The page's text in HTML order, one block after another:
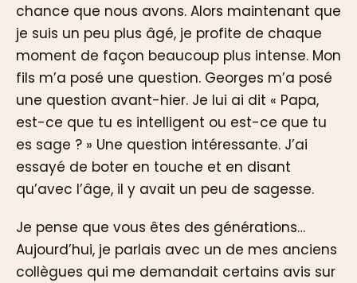
chance que nous avons. Alors maintenant que
je suis un peu plus âgé, je profite de chaque
moment de façon beaucoup plus intense. Mon
fils m’a posé une question. Georges m’a posé
une question avant-hier. Je lui ai dit « Papa,
est-ce que tu es intelligent ou est-ce que tu
es sage ? » Une question intéressante. J’ai
essayé de boter en touche et en disant
qu’avec l’âge, il y avait un peu de sagesse.
Je pense que vous êtes des générations…
Aujourd’hui, je parlais avec un de mes anciens
collègues qui me demandait certains avis sur